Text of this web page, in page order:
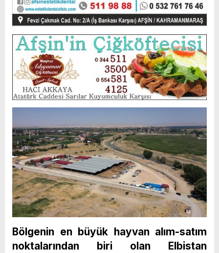
Bölgenin en büyük hayvan alım-satım
noktalarından biri olan Elbistan